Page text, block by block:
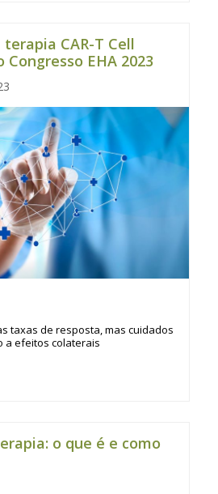
CAR-T Cell
EHA 2023
taxas de resposta, mas cuidados
a efeitos colaterais
o que é e como